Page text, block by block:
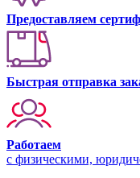
Предоставляем
Быстрая отправка
Работаем
с физическими,